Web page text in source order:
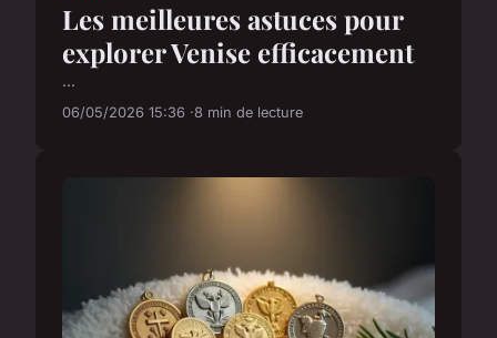
Les meilleures astuces pour
explorer Venise efficacement
...
06/05/2026 15:36 8 min de lecture